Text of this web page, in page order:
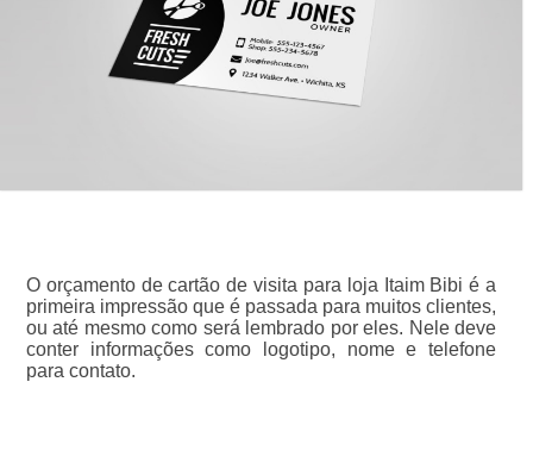
O orçamento de cartão de visita para loja Itaim Bibi é a
primeira impressão que é passada para muitos clientes,
ou até mesmo como será lembrado por eles. Nele deve
conter informações como logotipo, nome e telefone
para contato.